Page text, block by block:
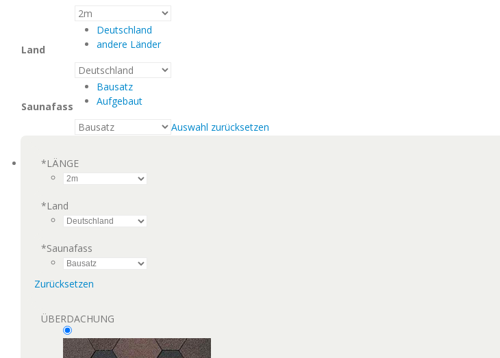
Land
Deutschland
andere Länder
Saunafass
Bausatz
Aufgebaut
Auswahl zurücksetzen
*LÄNGE
*Land
*Saunafass
Zurücksetzen
ÜBERDACHUNG